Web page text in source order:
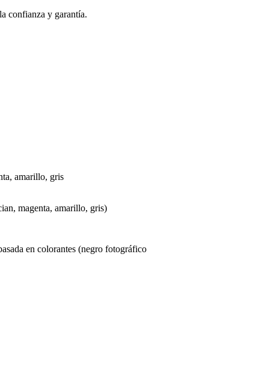
confianza y garantía.
amarillo, gris
magenta, amarillo, gris)
en colorantes (negro fotográfico